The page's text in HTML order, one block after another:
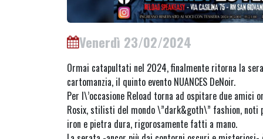
Venerdì 23/02/2024
Ormai catapultati nel 2024, finalmente ritorna la
cartomanzia, il quinto evento NUANCES DeNoir.
Per l\’occasione Reload torna ad ospitare due amici
Rosix, stilisti del mondo \”dark&goth\” fashion, noti
iron e pietra dura, rigorosamente fatti a mano.